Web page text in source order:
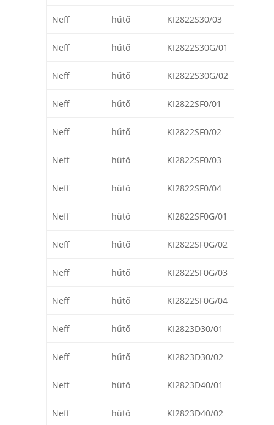
Neff hűtő KI2822S30/03
Neff hűtő KI2822S30G/01
Neff hűtő KI2822S30G/02
Neff hűtő KI2822SF0/01
Neff hűtő KI2822SF0/02
Neff hűtő KI2822SF0/03
Neff hűtő KI2822SF0/04
Neff hűtő KI2822SF0G/01
Neff hűtő KI2822SF0G/02
Neff hűtő KI2822SF0G/03
Neff hűtő KI2822SF0G/04
Neff hűtő KI2823D30/01
Neff hűtő KI2823D30/02
Neff hűtő KI2823D40/01
Neff hűtő KI2823D40/02